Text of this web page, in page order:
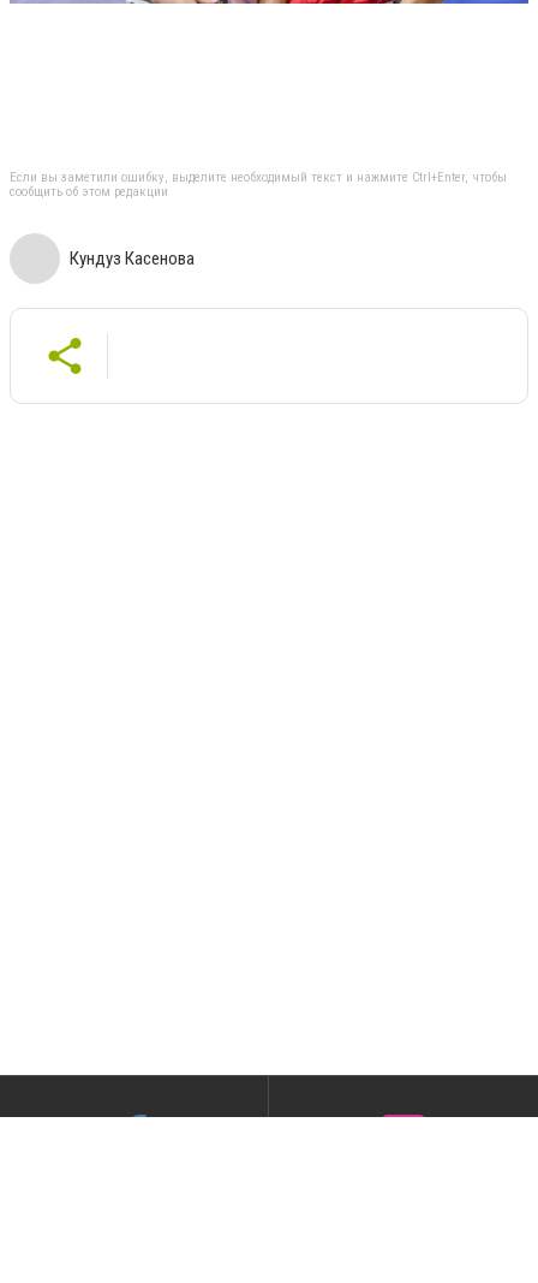
Если вы заметили ошибку, выделите необходимый текст и нажмите Ctrl+Enter, чтобы
сообщить об этом редакции
Кундуз Касенова